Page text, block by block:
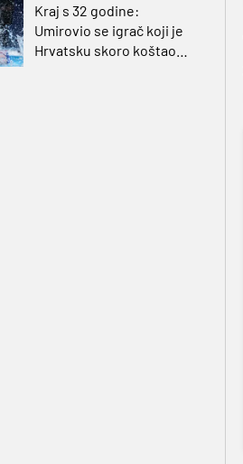
Kraj s 32 godine:
Umirovio se igrač koji je
Hrvatsku skoro koštao